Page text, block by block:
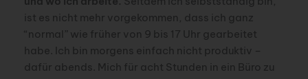
ist es nicht mehr vorgekommen, dass ich ganz
“normal” wie früher von 9 bis 17 Uhr gearbeitet
habe. Ich bin morgens einfach nicht produktiv –
dafür abends. Mich für acht Stunden in ein Büro zu